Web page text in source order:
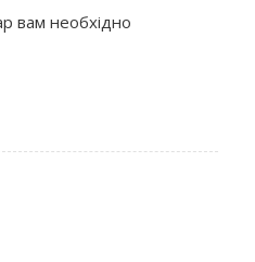
вам необхідно